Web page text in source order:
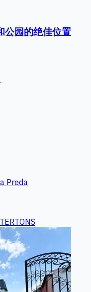
公园的绝佳位置
Preda